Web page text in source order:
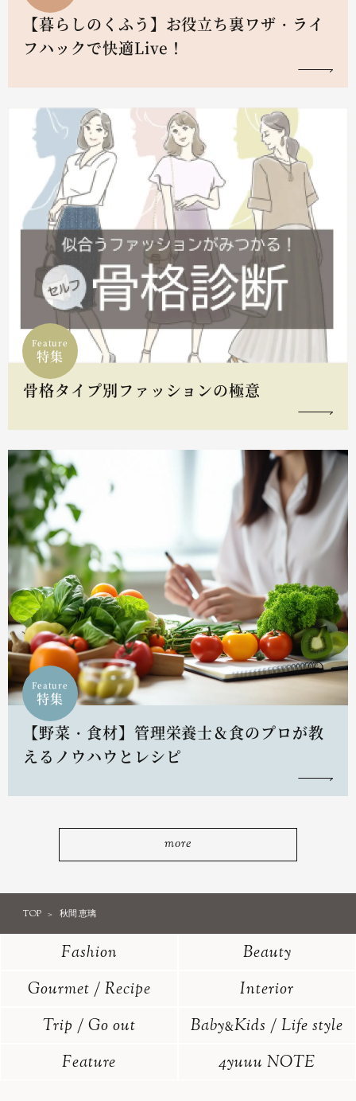
【暮らしのくふう】お役立ち裏ワザ・ライ
フハックで快適Live！
Feature
特集
骨格タイプ別ファッションの極意
Feature
特集
【野菜・食材】管理栄養士＆食のプロが教
えるノウハウとレシピ
more
TOP 秋間 恵璃
Fashion
Beauty
Gourmet / Recipe
Interior
Trip / Go out
Baby&Kids / Life style
Feature
4yuuu NOTE